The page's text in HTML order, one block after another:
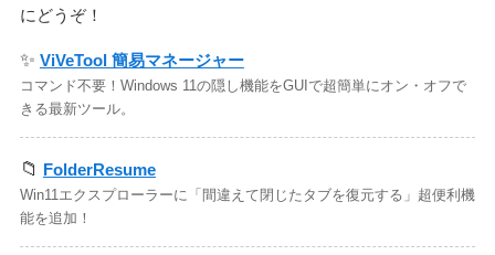
にどうぞ！
✨ ViVeTool 簡易マネージャー
コマンド不要！Windows 11の隠し機能をGUIで超簡単にオン・オフで
きる最新ツール。
📁 FolderResume
Win11エクスプローラーに「間違えて閉じたタブを復元する」超便利機
能を追加！